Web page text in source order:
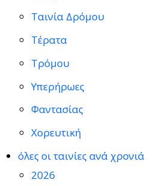
Ταινία Δρόμου
Τέρατα
Τρόμου
Υπερήρωες
Φαντασίας
Χορευτική
όλες οι ταινίες ανά χρονιά
2026